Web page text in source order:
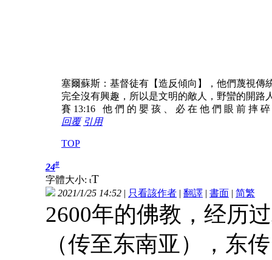
塞爾蘇斯：基督徒有【造反傾向】，他們蔑視傳
完全沒有興趣，所以是文明的敵人，野蠻的開路
賽 13:16 他 們 的 嬰 孩 、 必 在 他 們 眼 前 摔
回覆 引用
TOP
24#
字體大小: tT
2021/1/25 14:52 | 只看該作者 | 翻譯 | 書面 | 简繁
2600年的佛教，经历
（传至东南亚），东